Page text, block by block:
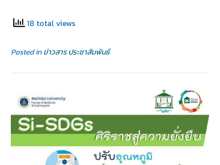
18 total views
Posted inข่าวสาร ประชาสัมพันธ์